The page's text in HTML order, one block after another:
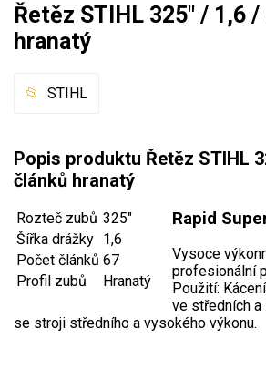
Křovinořezy a vyžínače
Aku křovinořezy a vyžínače
Motorové pily
Benzínové pily
Aku pily
Elektrické pily
Jednoruční pily
Řetěz STIHL 325" / 1,6
hranatý
STIHL
Popis produktu Řetěz STIHL
článků hranatý
Rozteč zubů 325"
Šířka drážky 1,6
Počet článků 67
Profil zubů
Hranatý
Rapid
Vysoce
profesionální
Použití:
ve středních
se stroji středního a vysokého výkonu.